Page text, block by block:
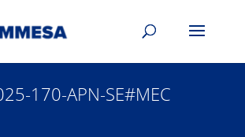
170-APN-SE#MEC